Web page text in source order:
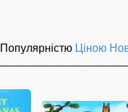
Популярністю Ціною